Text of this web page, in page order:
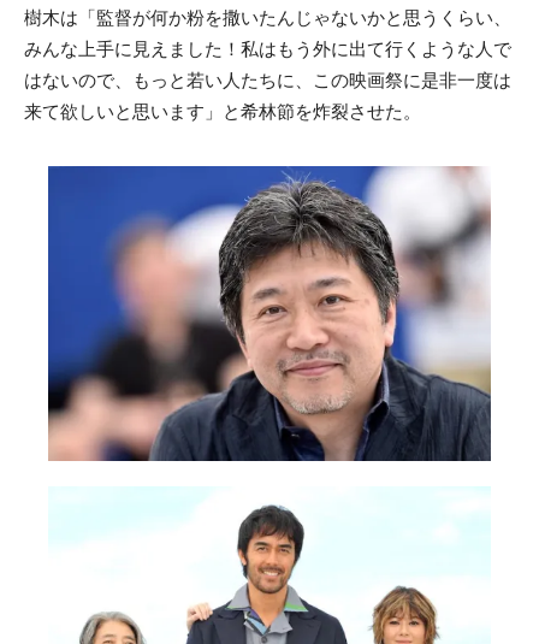
樹木は「監督が何か粉を撒いたんじゃないかと思うくらい、
みんな上手に見えました！私はもう外に出て行くような人で
はないので、もっと若い人たちに、この映画祭に是非一度は
来て欲しいと思います」と希林節を炸裂させた。